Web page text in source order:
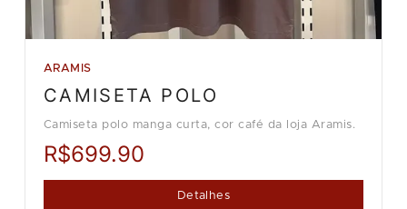
ARAMIS
CAMISETA POLO
Camiseta polo manga curta, cor café da loja Aramis.
R$699.90
Detalhes